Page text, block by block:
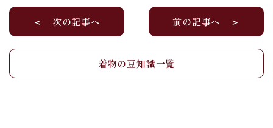
＜ 次の記事へ
着物の豆知識一覧
前の記事へ ＞